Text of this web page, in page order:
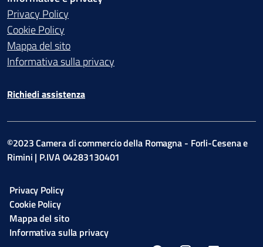
Privacy Policy
Cookie Policy
Mappa del sito
Informativa sulla privacy
Richiedi assistenza
©2023 Camera di commercio della Romagna - Forli-Cesena e
Rimini | P.IVA 04283130401
Privacy Policy
Cookie Policy
Mappa del sito
Informativa sulla privacy